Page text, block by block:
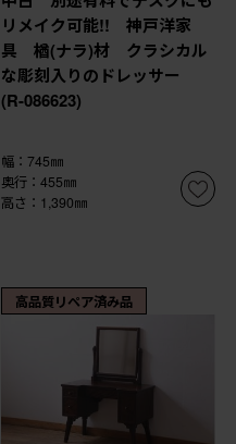
リメイク可能!! 神戸洋家
具 楢(ナラ)材 クラシカル
な彫刻入りのドレッサー
(R-086623)
幅：745㎜
奥行：455㎜
高さ：1,390㎜
高品質リペア済み品